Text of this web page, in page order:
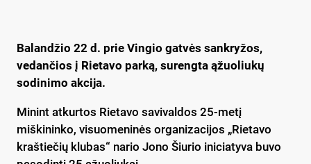
Balandžio 22 d. prie Vingio gatvės sankryžos,
vedančios į Rietavo parką, surengta ąžuoliukų
sodinimo akcija.
Minint atkurtos Rietavo savivaldos 25-metį
miškininko, visuomeninės organizacijos „Rietavo
kraštiečių klubas“ nario Jono Šiurio iniciatyva buvo